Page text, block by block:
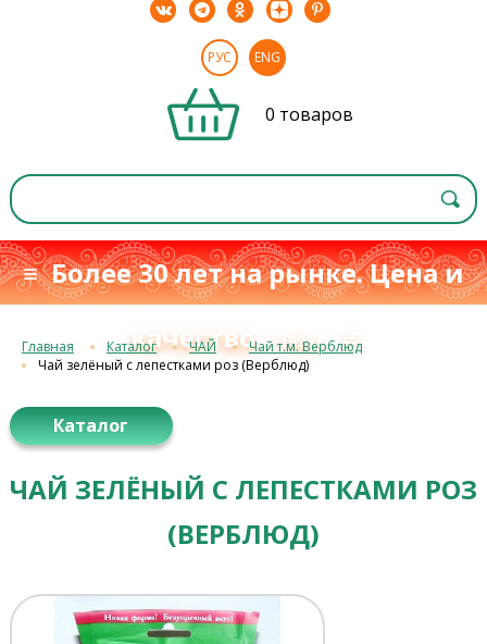
РУС ENG
0 товаров
≡ Более 30 лет на рынке. Цена и
качествос 1993 г.≡
Главная Каталог ЧАЙ
Чай т.м. Верблюд
Чай зелёный с лепестками роз (Верблюд)
Каталог
ЧАЙ ЗЕЛЁНЫЙ С ЛЕПЕСТКАМИ РОЗ
(ВЕРБЛЮД)